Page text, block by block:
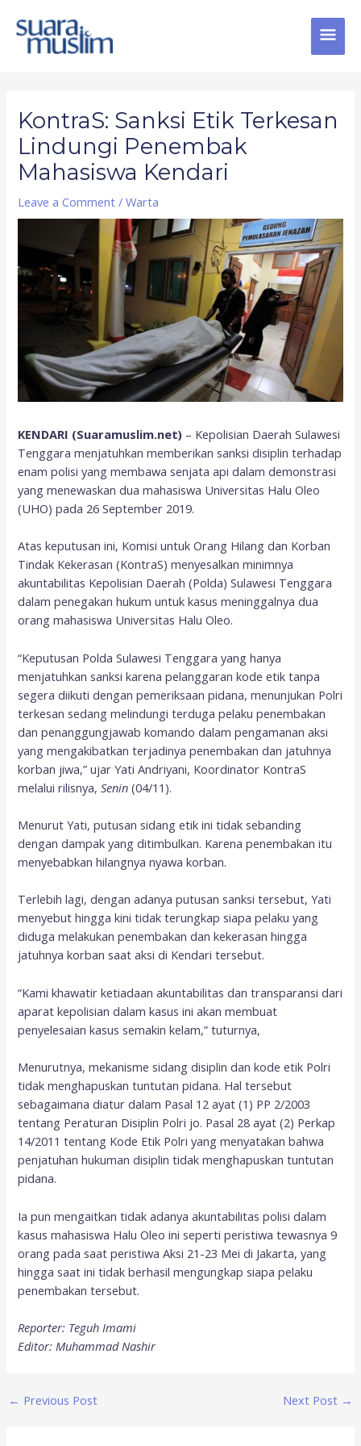
content
KontraS: Sanksi Etik Terkesan
Lindungi Penembak
Mahasiswa Kendari
Leave a Comment /Warta
KENDARI (Suaramuslim.net) – Kepolisian Daerah Sulawesi
Tenggara menjatuhkan memberikan sanksi disiplin terhadap
enam polisi yang membawa senjata api dalam demonstrasi
yang menewaskan dua mahasiswa Universitas Halu Oleo
(UHO) pada 26 September 2019.
Atas keputusan ini, Komisi untuk Orang Hilang dan Korban
Tindak Kekerasan (KontraS) menyesalkan minimnya
akuntabilitas Kepolisian Daerah (Polda) Sulawesi Tenggara
dalam penegakan hukum untuk kasus meninggalnya dua
orang mahasiswa Universitas Halu Oleo.
“Keputusan Polda Sulawesi Tenggara yang hanya
menjatuhkan sanksi karena pelanggaran kode etik tanpa
segera diikuti dengan pemeriksaan pidana, menunjukan Polri
terkesan sedang melindungi terduga pelaku penembakan
dan penanggungjawab komando dalam pengamanan aksi
yang mengakibatkan terjadinya penembakan dan jatuhnya
korban jiwa,” ujar Yati Andriyani, Koordinator KontraS
melalui rilisnya,Senin (04/11).
Menurut Yati, putusan sidang etik ini tidak sebanding
dengan dampak yang ditimbulkan. Karena penembakan itu
menyebabkan hilangnya nyawa korban.
Terlebih lagi, dengan adanya putusan sanksi tersebut, Yati
menyebut hingga kini tidak terungkap siapa pelaku yang
diduga melakukan penembakan dan kekerasan hingga
jatuhnya korban saat aksi di Kendari tersebut.
“Kami khawatir ketiadaan akuntabilitas dan transparansi dari
aparat kepolisian dalam kasus ini akan membuat
penyelesaian kasus semakin kelam,” tuturnya,
Menurutnya, mekanisme sidang disiplin dan kode etik Polri
tidak menghapuskan tuntutan pidana. Hal tersebut
sebagaimana diatur dalam Pasal 12 ayat (1) PP 2/2003
tentang Peraturan Disiplin Polri jo. Pasal 28 ayat (2) Perkap
14/2011 tentang Kode Etik Polri yang menyatakan bahwa
penjatuhan hukuman disiplin tidak menghapuskan tuntutan
pidana.
Ia pun mengaitkan tidak adanya akuntabilitas polisi dalam
kasus mahasiswa Halu Oleo ini seperti peristiwa tewasnya 9
orang pada saat peristiwa Aksi 21-23 Mei di Jakarta, yang
hingga saat ini tidak berhasil mengungkap siapa pelaku
penembakan tersebut.
Reporter: Teguh Imami
Editor: Muhammad Nashir
← Previous Post Next Post →